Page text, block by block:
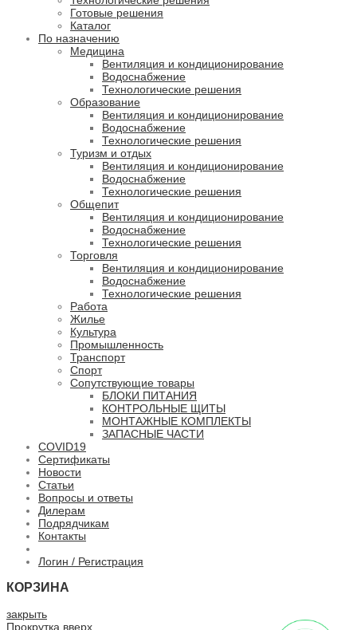
Готовые решения
Каталог
По назначению
Медицина
Вентиляция и кондиционирование
Водоснабжение
Технологические решения
Образование
Вентиляция и кондиционирование
Водоснабжение
Технологические решения
Туризм и отдых
Вентиляция и кондиционирование
Водоснабжение
Технологические решения
Общепит
Вентиляция и кондиционирование
Водоснабжение
Технологические решения
Торговля
Вентиляция и кондиционирование
Водоснабжение
Технологические решения
Работа
Жилье
Культура
Промышленность
Транспорт
Спорт
Сопутствующие товары
БЛОКИ ПИТАНИЯ
КОНТРОЛЬНЫЕ ЩИТЫ
МОНТАЖНЫЕ КОМПЛЕКТЫ
ЗАПАСНЫЕ ЧАСТИ
COVID19
Сертификаты
Новости
Статьи
Вопросы и ответы
Дилерам
Подрядчикам
Контакты
Логин / Регистрация
КОРЗИНА
закрыть
Прокрутка вверх